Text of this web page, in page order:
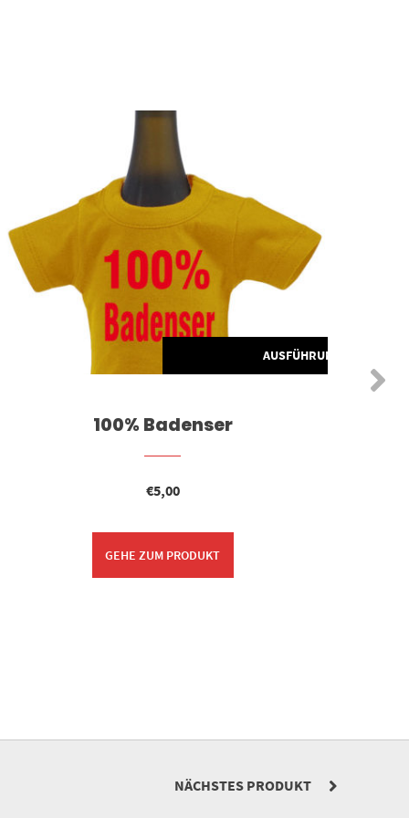
AUSFÜHRUNG WÄHLEN
Dieses Produkt weist mehrere Varianten auf. Die Optionen können auf der Produktseite gewählt werden
100% Badenser
€5,00
GEHE ZUM PRODUKT
NÄCHSTES PRODUKT